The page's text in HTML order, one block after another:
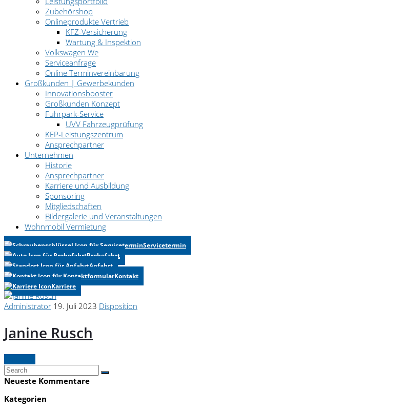
Zubehörshop
Onlineprodukte Vertrieb
KFZ-Versicherung
Wartung & Inspektion
Volkswagen We
Serviceanfrage
Online Terminvereinbarung
Großkunden | Gewerbekunden
Innovationsbooster
Großkunden Konzept
Fuhrpark-Service
UVV Fahrzeugprüfung
KEP-Leistungszentrum
Ansprechpartner
Unternehmen
Historie
Ansprechpartner
Karriere und Ausbildung
Sponsoring
Mitgliedschaften
Bildergalerie und Veranstaltungen
Wohnmobil Vermietung
Servicetermin
Probefahrt
Anfahrt
Kontakt
Karriere
Administrator 19. Juli 2023 Disposition
Janine Rusch
Neueste Kommentare
Kategorien